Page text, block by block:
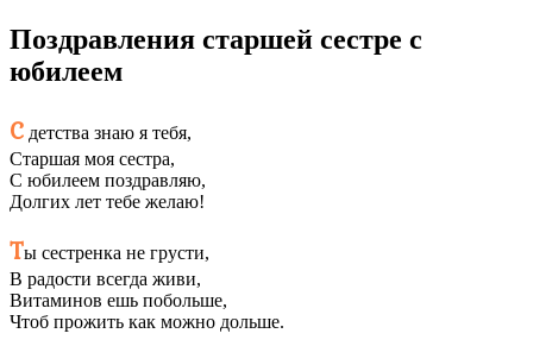
Поздравления старшей сестре с
юбилеем
С детства знаю я тебя,
Старшая моя сестра,
С юбилеем поздравляю,
Долгих лет тебе желаю!
Ты сестренка не грусти,
В радости всегда живи,
Витаминов ешь побольше,
Чтоб прожить как можно дольше.